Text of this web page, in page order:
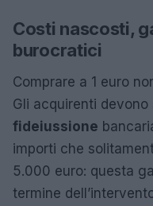
Costi nascosti,
burocratici
Comprare a 1 euro
Gli acquirenti
fideiussione
importi che
5.000 euro: questa
termine